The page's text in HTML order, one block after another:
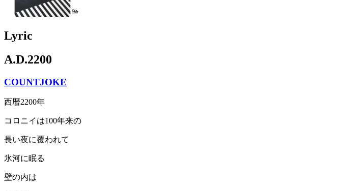
Lyric
A.D.2200
COUNTJOKE
西暦2200年
コロニイは100年来の
長い夜に覆われて
氷河に眠る
壁の内は